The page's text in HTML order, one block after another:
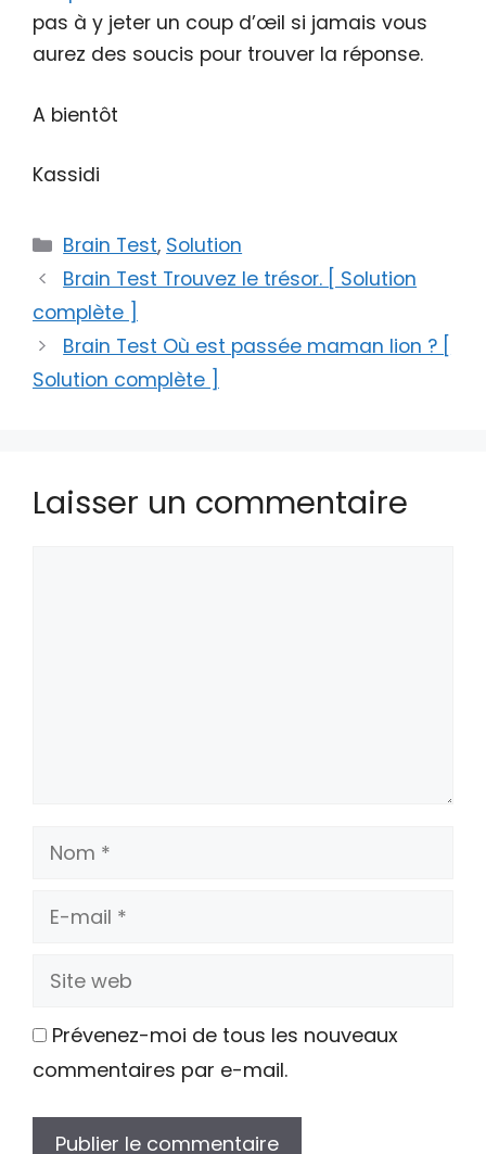
pas à y jeter un coup d’œil si jamais vous
aurez des soucis pour trouver la réponse.
A bientôt
Kassidi
Catégories
Brain Test, Solution
Brain Test Trouvez le trésor. [ Solution
complète ]
Brain Test Où est passée maman lion ? [
Solution complète ]
Laisser un commentaire
Nom
E-
Site
Prévenez-moi de tous les nouveaux
commentaires par e-mail.